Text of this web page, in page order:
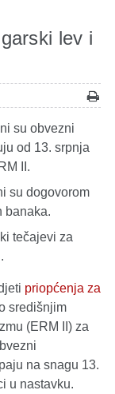
lev i
su obvezni
od 13. srpnja
II.
su dogovorom
banaka.
tečajevi za
priopćenja za
središnjim
(ERM II) za
na snagu 13.
u nastavku.